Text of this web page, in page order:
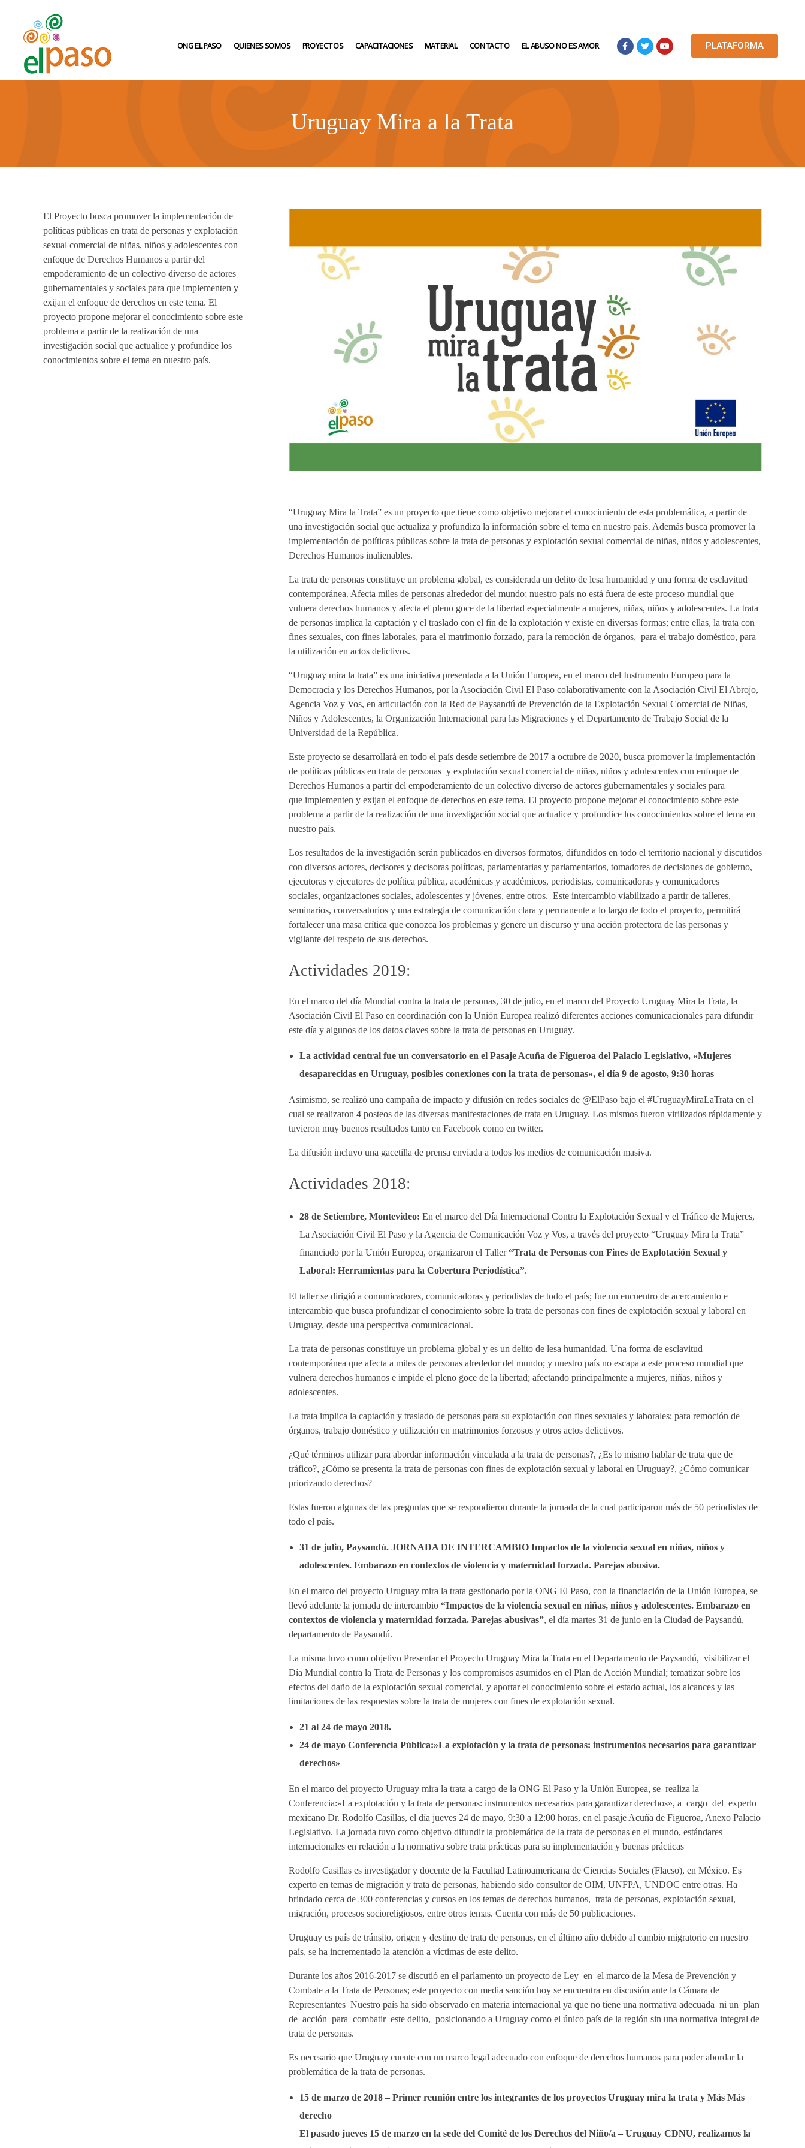
Asociación Civil El Paso
La Asociación Civil El Paso es una organización no gubernamental comprometida con la defensa de los Derechos Humanos de los Niños, Niñas, Adolescentes y Mujeres especialmente afectados por la violencia, el abuso sexual, la discriminación y la exclusión social.
ONG EL PASO QUIENES SOMOS PROYECTOS CAPACITACIONES MATERIAL CONTACTO EL ABUSO NO ES AMOR PLATAFORMA
Uruguay Mira a la Trata
“Uruguay Mira la Trata” es un proyecto que tiene como objetivo mejorar el conocimiento de esta problemática, a partir de
una investigación social que actualiza y profundiza la información sobre el tema en nuestro país. Además busca promover la
implementación de políticas públicas sobre la trata de personas y explotación sexual comercial de niñas, niños y adolescentes,
Derechos Humanos inalienables.
La trata de personas constituye un problema global, es considerada un delito de lesa humanidad y una forma de esclavitud
contemporánea. Afecta miles de personas alrededor del mundo; nuestro país no está fuera de este proceso mundial que
vulnera derechos humanos y afecta el pleno goce de la libertad especialmente a mujeres, niñas, niños y adolescentes. La trata
de personas implica la captación y el traslado con el fin de la explotación y existe en diversas formas; entre ellas, la trata con
fines sexuales, con fines laborales, para el matrimonio forzado, para la remoción de órganos, para el trabajo doméstico, para
la utilización en actos delictivos.
“Uruguay mira la trata” es una iniciativa presentada a la Unión Europea, en el marco del Instrumento Europeo para la
Democracia y los Derechos Humanos, por la Asociación Civil El Paso colaborativamente con la Asociación Civil El Abrojo,
Agencia Voz y Vos, en articulación con la Red de Paysandú de Prevención de la Explotación Sexual Comercial de Niñas,
Niños y Adolescentes, la Organización Internacional para las Migraciones y el Departamento de Trabajo Social de la
Universidad de la República.
Este proyecto se desarrollará en todo el país desde setiembre de 2017 a octubre de 2020, busca promover la implementación
de políticas públicas en trata de personas y explotación sexual comercial de niñas, niños y adolescentes con enfoque de
Derechos Humanos a partir del empoderamiento de un colectivo diverso de actores gubernamentales y sociales para
que implementen y exijan el enfoque de derechos en este tema. El proyecto propone mejorar el conocimiento sobre este
problema a partir de la realización de una investigación social que actualice y profundice los conocimientos sobre el tema en
nuestro país.
Los resultados de la investigación serán publicados en diversos formatos, difundidos en todo el territorio nacional y discutidos
con diversos actores, decisores y decisoras políticas, parlamentarias y parlamentarios, tomadores de decisiones de gobierno,
ejecutoras y ejecutores de política pública, académicas y académicos, periodistas, comunicadoras y comunicadores
sociales, organizaciones sociales, adolescentes y jóvenes, entre otros. Este intercambio viabilizado a partir de talleres,
seminarios, conversatorios y una estrategia de comunicación clara y permanente a lo largo de todo el proyecto, permitirá
fortalecer una masa crítica que conozca los problemas y genere un discurso y una acción protectora de las personas y
vigilante del respeto de sus derechos.
Actividades 2019:
En el marco del día Mundial contra la trata de personas, 30 de julio, en el marco del Proyecto Uruguay Mira la Trata, la
Asociación Civil El Paso en coordinación con la Unión Europea realizó diferentes acciones comunicacionales para difundir
este día y algunos de los datos claves sobre la trata de personas en Uruguay.
La actividad central fue un conversatorio en el Pasaje Acuña de Figueroa del Palacio Legislativo, «Mujeres
desaparecidas en Uruguay, posibles conexiones con la trata de personas», el día 9 de agosto, 9:30 horas
Asimismo, se realizó una campaña de impacto y difusión en redes sociales de @ElPaso bajo el #UruguayMiraLaTrata en el
cual se realizaron 4 posteos de las diversas manifestaciones de trata en Uruguay. Los mismos fueron virilizados rápidamente y
tuvieron muy buenos resultados tanto en Facebook como en twitter.
La difusión incluyo una gacetilla de prensa enviada a todos los medios de comunicación masiva.
Actividades 2018:
28 de Setiembre, Montevideo: En el marco del Día Internacional Contra la Explotación Sexual y el Tráfico de Mujeres,
La Asociación Civil El Paso y la Agencia de Comunicación Voz y Vos, a través del proyecto “Uruguay Mira la Trata”
financiado por la Unión Europea, organizaron el Taller“Trata de Personas con Fines de Explotación Sexual y
Laboral: Herramientas para la Cobertura Periodística”.
El taller se dirigió a comunicadores, comunicadoras y periodistas de todo el país; fue un encuentro de acercamiento e
intercambio que busca profundizar el conocimiento sobre la trata de personas con fines de explotación sexual y laboral en
Uruguay, desde una perspectiva comunicacional.
La trata de personas constituye un problema global y es un delito de lesa humanidad. Una forma de esclavitud
contemporánea que afecta a miles de personas alrededor del mundo; y nuestro país no escapa a este proceso mundial que
vulnera derechos humanos e impide el pleno goce de la libertad; afectando principalmente a mujeres, niñas, niños y
adolescentes.
La trata implica la captación y traslado de personas para su explotación con fines sexuales y laborales; para remoción de
órganos, trabajo doméstico y utilización en matrimonios forzosos y otros actos delictivos.
¿Qué términos utilizar para abordar información vinculada a la trata de personas?, ¿Es lo mismo hablar de trata que de
tráfico?, ¿Cómo se presenta la trata de personas con fines de explotación sexual y laboral en Uruguay?, ¿Cómo comunicar
priorizando derechos?
Estas fueron algunas de las preguntas que se respondieron durante la jornada de la cual participaron más de 50 periodistas de
todo el país.
31 de julio, Paysandú. JORNADA DE INTERCAMBIO Impactos de la violencia sexual en niñas, niños y
adolescentes. Embarazo en contextos de violencia y maternidad forzada. Parejas abusiva.
En el marco del proyecto Uruguay mira la trata gestionado por la ONG El Paso, con la financiación de la Unión Europea, se
llevó adelante la jornada de intercambio “Impactos de la violencia sexual en niñas, niños y adolescentes. Embarazo en
contextos de violencia y maternidad forzada. Parejas abusivas”, el día martes 31 de junio en la Ciudad de Paysandú,
departamento de Paysandú.
La misma tuvo como objetivo Presentar el Proyecto Uruguay Mira la Trata en el Departamento de Paysandú, visibilizar el
Día Mundial contra la Trata de Personas y los compromisos asumidos en el Plan de Acción Mundial; tematizar sobre los
efectos del daño de la explotación sexual comercial, y aportar el conocimiento sobre el estado actual, los alcances y las
limitaciones de las respuestas sobre la trata de mujeres con fines de explotación sexual.
21 al 24 de mayo 2018.
24 de mayo Conferencia Pública:»La explotación y la trata de personas: instrumentos necesarios para garantizar
derechos»
En el marco del proyecto Uruguay mira la trata a cargo de la ONG El Paso y la Unión Europea, se realiza la
Conferencia:»La explotación y la trata de personas: instrumentos necesarios para garantizar derechos», a cargo del experto
mexicano Dr. Rodolfo Casillas, el día jueves 24 de mayo, 9:30 a 12:00 horas, en el pasaje Acuña de Figueroa, Anexo Palacio
Legislativo. La jornada tuvo como objetivo difundir la problemática de la trata de personas en el mundo, estándares
internacionales en relación a la normativa sobre trata prácticas para su implementación y buenas prácticas
Rodolfo Casillas es investigador y docente de la Facultad Latinoamericana de Ciencias Sociales (Flacso), en México. Es
experto en temas de migración y trata de personas, habiendo sido consultor de OIM, UNFPA, UNDOC entre otras. Ha
brindado cerca de 300 conferencias y cursos en los temas de derechos humanos, trata de personas, explotación sexual,
migración, procesos socioreligiosos, entre otros temas. Cuenta con más de 50 publicaciones.
Uruguay es país de tránsito, origen y destino de trata de personas, en el último año debido al cambio migratorio en nuestro
país, se ha incrementado la atención a víctimas de este delito.
Durante los años 2016-2017 se discutió en el parlamento un proyecto de Ley en el marco de la Mesa de Prevención y
Combate a la Trata de Personas; este proyecto con media sanción hoy se encuentra en discusión ante la Cámara de
Representantes Nuestro país ha sido observado en materia internacional ya que no tiene una normativa adecuada ni un plan
de acción para combatir este delito, posicionando a Uruguay como el único país de la región sin una normativa integral de
trata de personas.
Es necesario que Uruguay cuente con un marco legal adecuado con enfoque de derechos humanos para poder abordar la
problemática de la trata de personas.
15 de marzo de 2018 – Primer reunión entre los integrantes de los proyectos Uruguay mira la trata y Más Más
derecho
El pasado jueves 15 de marzo en la sede del Comité de los Derechos del Niño/a – Uruguay CDNU, realizamos la
El Proyecto busca promover la implementación de
políticas públicas en trata de personas y explotación
sexual comercial de niñas, niños y adolescentes con
enfoque de Derechos Humanos a partir del
empoderamiento de un colectivo diverso de actores
gubernamentales y sociales para que implementen y
exijan el enfoque de derechos en este tema. El
proyecto propone mejorar el conocimiento sobre este
problema a partir de la realización de una
investigación social que actualice y profundice los
conocimientos sobre el tema en nuestro país.